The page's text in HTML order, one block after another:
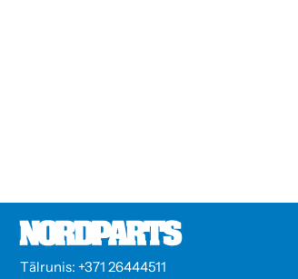
Tālrunis: +371 26444511